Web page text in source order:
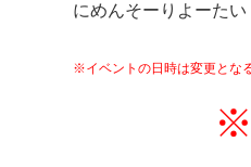
にめんそーりよーたい
※イベントの日時は変更とな
※